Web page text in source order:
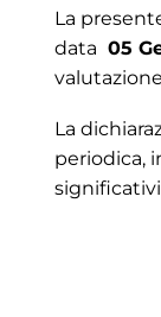
La
data 05
La
periodica,